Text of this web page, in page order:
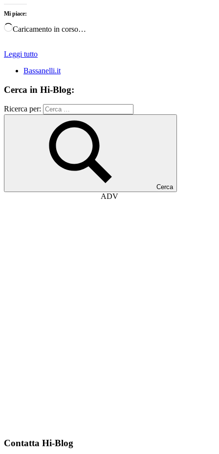
Mi piace:
Caricamento in corso…
Leggi tutto
Bassanelli.it
Cerca in Hi-Blog:
Ricerca per:
Cerca
ADV
Contatta Hi-Blog